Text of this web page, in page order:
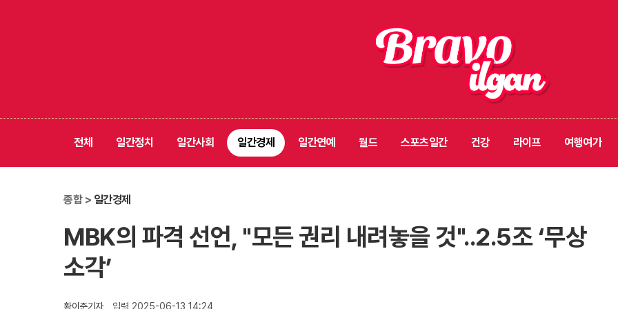
전체 일간정치 일간사회 일간경제 일간연예 월드 스포츠일간 건강 라이프 여행여가
종합 > 일간경제
MBK의 파격 선언, "모든 권리 내려놓을 것"..2.5조 ‘무상
소각’
황이준기자 입력 2025-06-13 14:24